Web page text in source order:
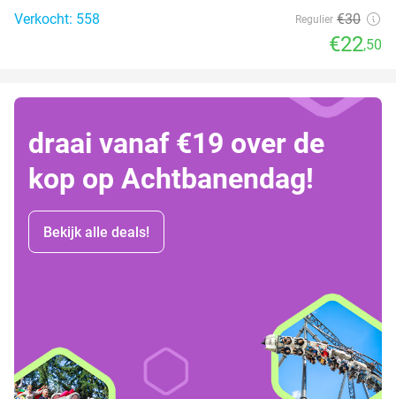
Verkocht: 558
Regulier €30
€22,50
draai vanaf €19 over de
kop op Achtbanendag!
Bekijk alle deals!